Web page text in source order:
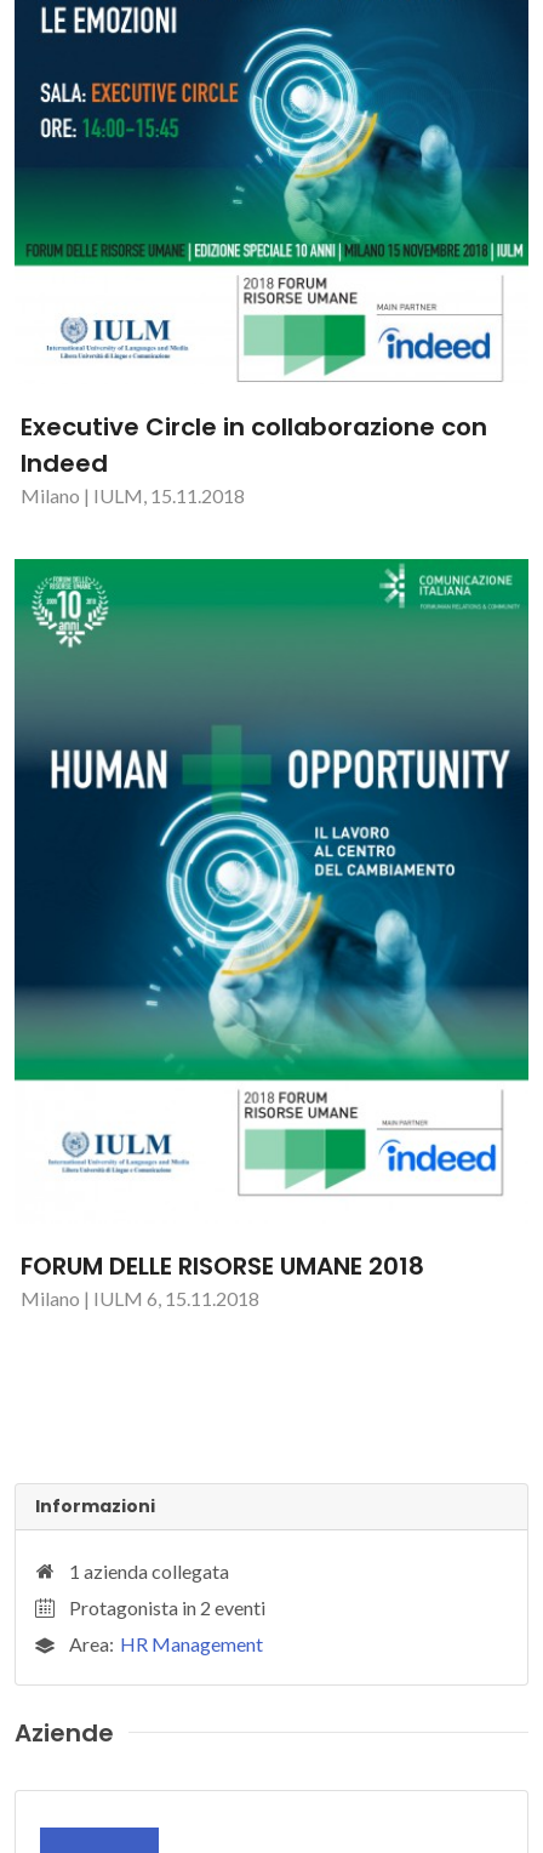
Executive Circle in collaborazione con
Indeed
Milano | IULM, 15.11.2018
FORUM DELLE RISORSE UMANE 2018
Milano | IULM 6, 15.11.2018
Informazioni
1 azienda collegata
Protagonista in 2 eventi
Area: HR Management
Aziende